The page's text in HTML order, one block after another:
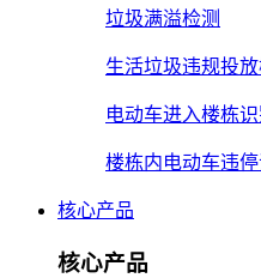
垃圾满溢检测
生活垃圾违规投放
电动车进入楼栋识
楼栋内电动车违停
核心产品
核心产品